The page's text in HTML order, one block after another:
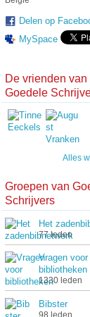
Delen op
MySpace
De vrienden van
Goedele
Alles
Groepen van
Schrijvers
Het
77 leden
Vragen voor
bibliotheken
1330 leden
Bibster
98 leden